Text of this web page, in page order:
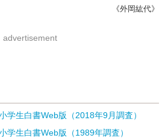
《外岡紘代》
advertisement
学生白書Web版（2018年9月調査）
学生白書Web版（1989年調査）